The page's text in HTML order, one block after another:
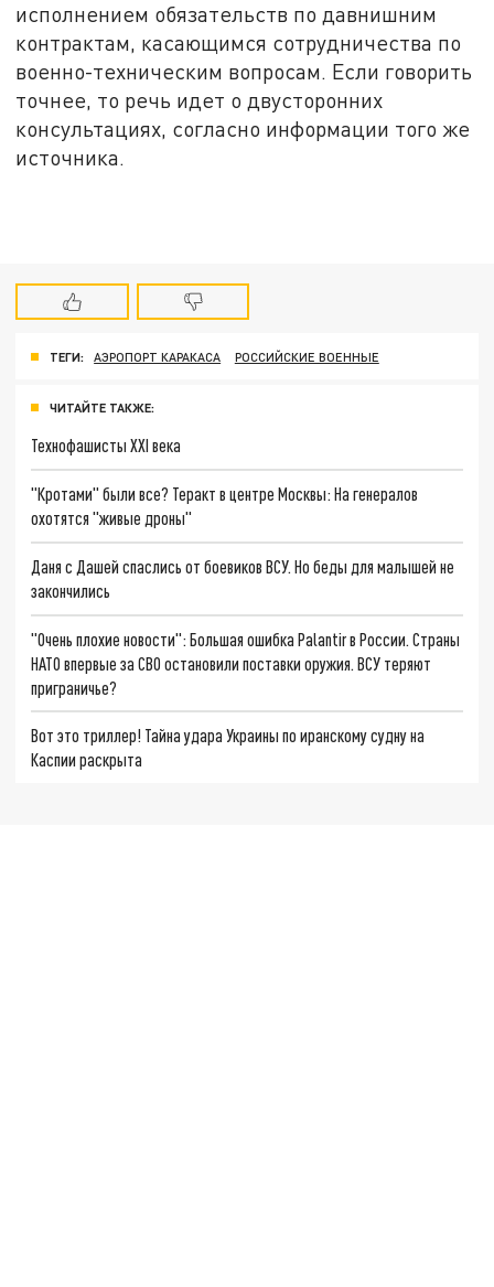
исполнением обязательств по давнишним
контрактам, касающимся сотрудничества по
военно-техническим вопросам. Если говорить
точнее, то речь идет о двусторонних
консультациях, согласно информации того же
источника.
ТЕГИ: АЭРОПОРТ КАРАКАСА РОССИЙСКИЕ ВОЕННЫЕ
ЧИТАЙТЕ ТАКЖЕ:
Технофашисты XXI века
"Кротами" были все? Теракт в центре Москвы: На генералов
охотятся "живые дроны"
Даня с Дашей спаслись от боевиков ВСУ. Но беды для малышей не
закончились
"Очень плохие новости": Большая ошибка Palantir в России. Страны
НАТО впервые за СВО остановили поставки оружия. ВСУ теряют
приграничье?
Вот это триллер! Тайна удара Украины по иранскому судну на
Каспии раскрыта